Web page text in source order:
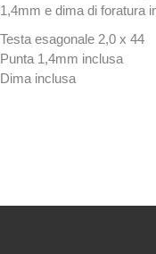
1,4mm e dima di foratura
Testa esagonale 2,0 x 44
Punta 1,4mm inclusa
Dima inclusa